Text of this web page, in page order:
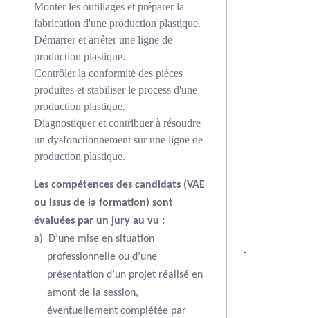
Monter les outillages et préparer la
fabrication d'une production plastique.
Démarrer et arrêter une ligne de
production plastique.
Contrôler la conformité des pièces
produites et stabiliser le process d'une
production plastique.
Diagnostiquer et contribuer à résoudre
un dysfonctionnement sur une ligne de
production plastique.
Les compétences des candidats (VAE
ou issus de la formation) sont
évaluées par un jury au vu :
a)
D’une mise en situation
professionnelle ou d’une
présentation d’un projet réalisé en
amont de la session,
éventuellement complétée par
-